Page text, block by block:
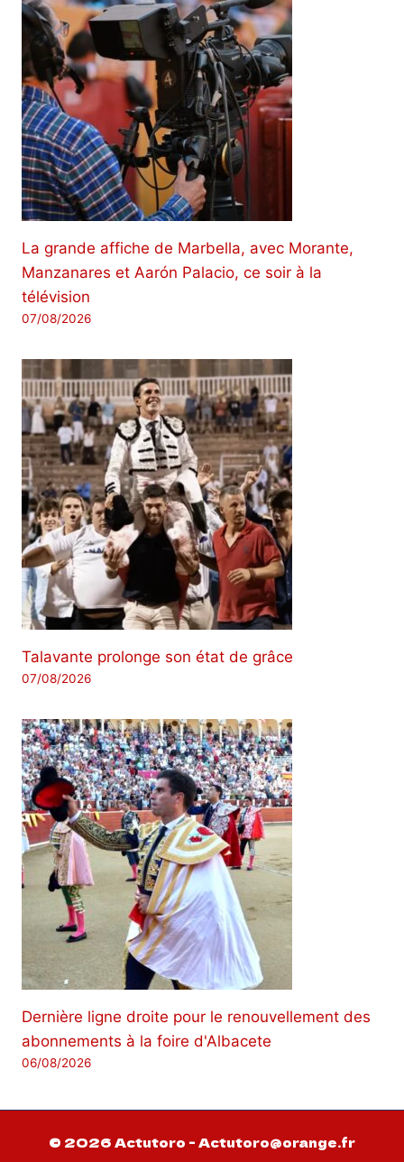
La grande affiche de Marbella, avec Morante,
Manzanares et Aarón Palacio, ce soir à la
télévision
07/08/2026
Talavante prolonge son état de grâce
07/08/2026
Dernière ligne droite pour le renouvellement des
abonnements à la foire d'Albacete
06/08/2026
© 2026 Actutoro - Actutoro@orange.fr